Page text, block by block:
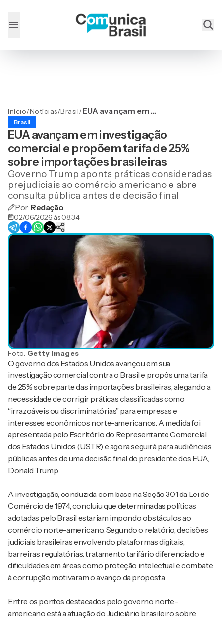
Início/Notícias/Brasil/EUA avançam em
propõem tarifa de 25%
sobre importações
brasileiras
Brasil
EUA avançam em investigação
comercial e propõem tarifa de 25%
sobre importações brasileiras
Governo Trump aponta práticas consideradas
prejudiciais ao comércio americano e abre
consulta pública antes de decisão final
Por: Redação
02/06/2026 às 08:34
Foto: Getty Images
O governo dos Estados Unidos avançou em sua
investigação comercial contra o Brasil e propôs uma tarifa
de 25% sobre parte das importações brasileiras, alegando a
necessidade de corrigir práticas classificadas como
“irrazoáveis ou discriminatórias” para empresas e
interesses econômicos norte-americanos. A medida foi
apresentada pelo Escritório do Representante Comercial
dos Estados Unidos (USTR) e agora seguirá para audiências
públicas antes de uma decisão final do presidente dos EUA,
Donald Trump.
A investigação, conduzida com base na Seção 301 da Lei de
Comércio de 1974, concluiu que determinadas políticas
adotadas pelo Brasil estariam impondo obstáculos ao
comércio norte-americano. Segundo o relatório, decisões
judiciais brasileiras envolvendo plataformas digitais,
barreiras regulatórias, tratamento tarifário diferenciado e
dificuldades em áreas como proteção intelectual e combate
à corrupção motivaram o avanço da proposta.
Entre os pontos destacados pelo governo norte-
americano está a atuação do Judiciário brasileiro sobre